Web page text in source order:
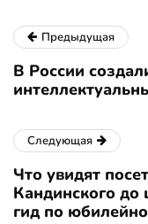
Предыдущая
В России
Следующая
Что увидят
Кандинского
гид по